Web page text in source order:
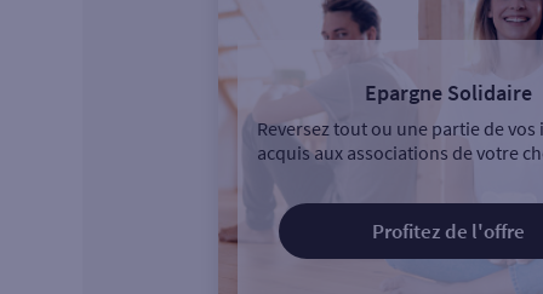
Epargne Solidaire
Reversez tout ou une partie de vos
acquis aux associations de votre
Profitez de l'offre